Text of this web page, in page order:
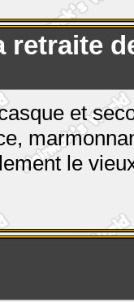
retraite
et
le